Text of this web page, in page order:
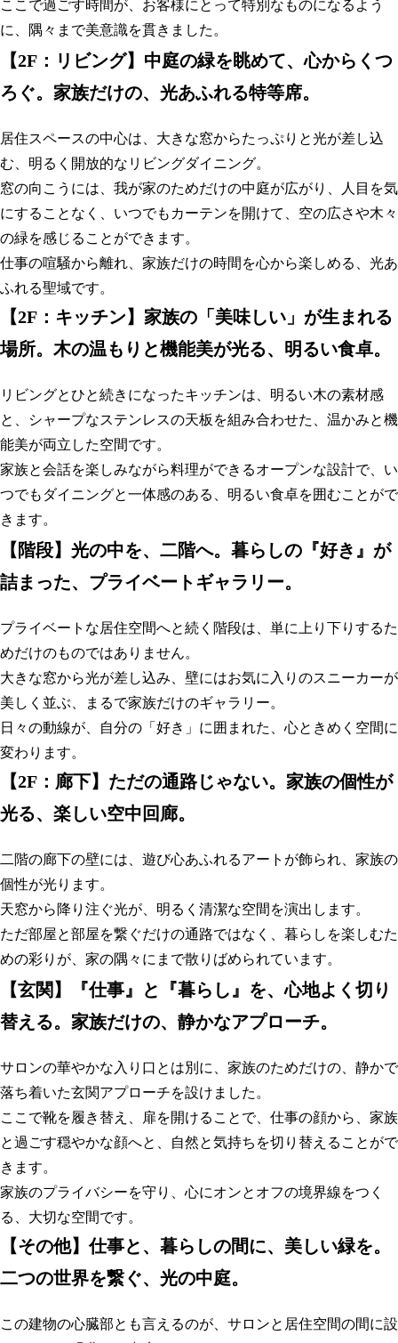
ここで過ごす時間が、お客様にとって特別なものになるよう
に、隅々まで美意識を貫きました 。
【2F：リビング】中庭の緑を眺めて、心からくつ
ろぐ。家族だけの、光あふれる特等席。
居住スペースの中心は、大きな窓からたっぷりと光が差し込
む、明るく開放的なリビングダイニング。
窓の向こうには、我が家のためだけの中庭が広がり、人目を気
にすることなく、いつでもカーテンを開けて、空の広さや木々
の緑を感じることができます。
仕事の喧騒から離れ、家族だけの時間を心から楽しめる、光あ
ふれる聖域です。
【2F：キッチン】家族の「美味しい」が生まれる
場所。木の温もりと機能美が光る、明るい食卓。
リビングとひと続きになったキッチンは、明るい木の素材感
と、シャープなステンレスの天板を組み合わせた、温かみと機
能美が両立した空間です。
家族と会話を楽しみながら料理ができるオープンな設計で、い
つでもダイニングと一体感のある、明るい食卓を囲むことがで
きます。
【 階段】光の中を、二階へ。暮らしの『好き』が
詰まった、プライベートギャラリー。
プライベートな居住空間へと続く階段は、単に上り下りするた
めだけのものではありません。
大きな窓から光が差し込み、壁にはお気に入りのスニーカーが
美しく並ぶ、まるで家族だけのギャラリー。
日々の動線が、自分の「好き」に囲まれた、心ときめく空間に
変わります。
【2F：廊下】ただの通路じゃない。家族の個性が
光る、楽しい空中回廊。
二階の廊下の壁には、遊び心あふれるアートが飾られ、家族の
個性が光ります。
天窓から降り注ぐ光が、明るく清潔な空間を演出します。
ただ部屋と部屋を繋ぐだけの通路ではなく、暮らしを楽しむた
めの彩りが、家の隅々にまで散りばめられています。
【玄関】『仕事』と『暮らし』を、心地よく切り
替える。家族だけの、静かなアプローチ。
サロンの華やかな入り口とは別に、家族のためだけの、静かで
落ち着いた玄関アプローチを設けました。
ここで靴を履き替え、扉を開けることで、仕事の顔から、家族
と過ごす穏やかな顔へと、自然と気持ちを切り替えることがで
きます。
家族のプライバシーを守り、心にオンとオフの境界線をつく
る、大切な空間です。
【その他】仕事と、暮らしの間に、美しい緑を。
二つの世界を繋ぐ、光の中庭。
この建物の心臓部とも言えるのが、サロンと居住空間の間に設